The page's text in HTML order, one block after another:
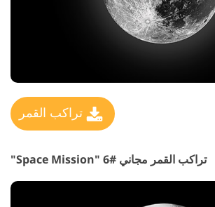
تراكب القمر
تراكب القمر مجاني #6 "Space Mission"